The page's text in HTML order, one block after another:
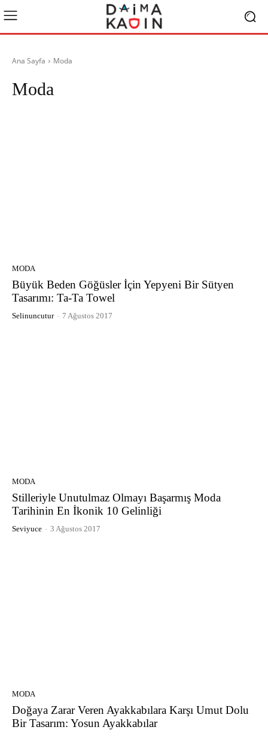
Ana Sayfa Moda
Moda
MODA
Büyük Beden Göğüsler İçin Yepyeni Bir Sütyen
Tasarımı: Ta-Ta Towel
Selinuncutur - 7 Ağustos 2017
MODA
Stilleriyle Unutulmaz Olmayı Başarmış Moda
Tarihinin En İkonik 10 Gelinliği
Seviyuce - 3 Ağustos 2017
MODA
Doğaya Zarar Veren Ayakkabılara Karşı Umut Dolu
Bir Tasarım: Yosun Ayakkabılar